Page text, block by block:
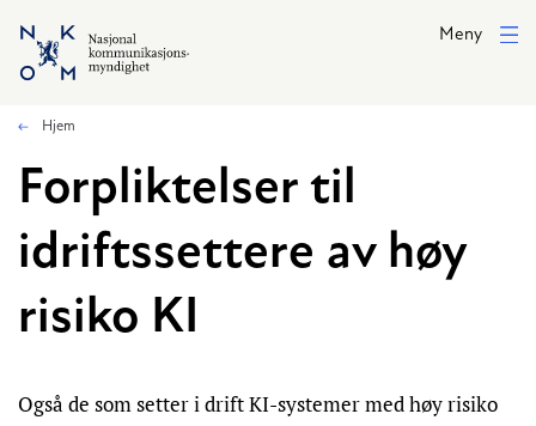
Hopp til hovedinnhold
Meny
Hjem
Forpliktelser til
idriftssettere av høy
risiko KI
Også de som setter i drift KI-systemer med høy risiko